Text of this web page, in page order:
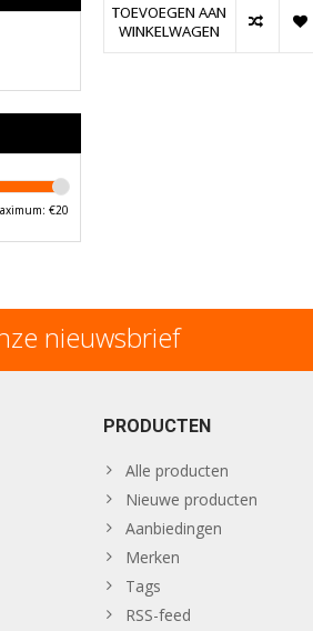
€20
TOEVOEGEN AAN
WINKELWAGEN
nieuwsbrief
PRODUCTEN
Alle producten
Nieuwe producten
Aanbiedingen
Merken
Tags
RSS-feed